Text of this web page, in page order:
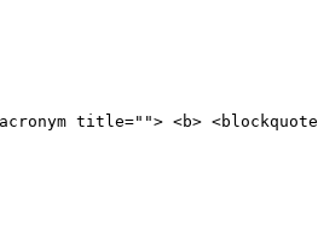
title=""> <b>